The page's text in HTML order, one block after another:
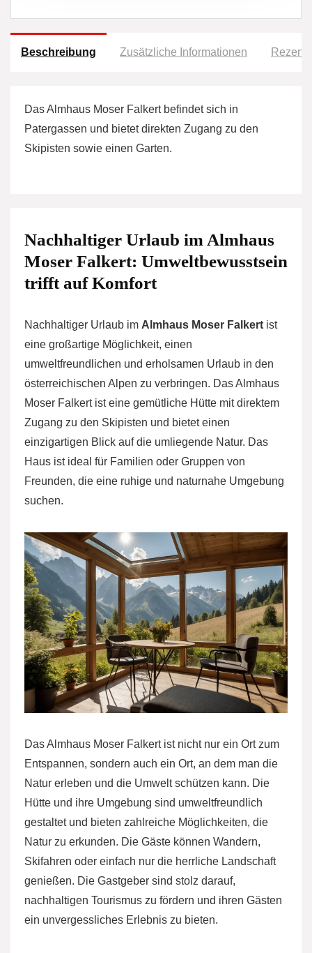
Beschreibung Zusätzliche Informationen
Das Almhaus Moser Falkert befindet sich in
Patergassen und bietet direkten Zugang zu den
Skipisten sowie einen Garten.
Nachhaltiger Urlaub im Almhaus
Moser Falkert: Umweltbewusstsein
trifft auf Komfort
Nachhaltiger Urlaub im Almhaus Moser Falkert ist
eine großartige Möglichkeit, einen
umweltfreundlichen und erholsamen Urlaub in den
österreichischen Alpen zu verbringen. Das Almhaus
Moser Falkert ist eine gemütliche Hütte mit direktem
Zugang zu den Skipisten und bietet einen
einzigartigen Blick auf die umliegende Natur. Das
Haus ist ideal für Familien oder Gruppen von
Freunden, die eine ruhige und naturnahe Umgebung
suchen.
Das Almhaus Moser Falkert ist nicht nur ein Ort zum
Entspannen, sondern auch ein Ort, an dem man die
Natur erleben und die Umwelt schützen kann. Die
Hütte und ihre Umgebung sind umweltfreundlich
gestaltet und bieten zahlreiche Möglichkeiten, die
Natur zu erkunden. Die Gäste können Wandern,
Skifahren oder einfach nur die herrliche Landschaft
genießen. Die Gastgeber sind stolz darauf,
nachhaltigen Tourismus zu fördern und ihren Gästen
ein unvergessliches Erlebnis zu bieten.